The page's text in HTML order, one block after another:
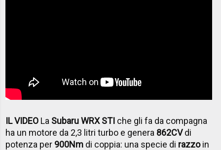
IL VIDEO La Subaru WRX STI che gli fa da compagna
ha un motore da 2,3 litri turbo e genera 862CVdi
potenza per 900Nm di coppia: una specie di razzoin